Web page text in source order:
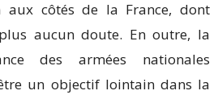
aux côtés de la France, dont
aucun doute. En outre, la
des armées nationales
un objectif lointain dans la